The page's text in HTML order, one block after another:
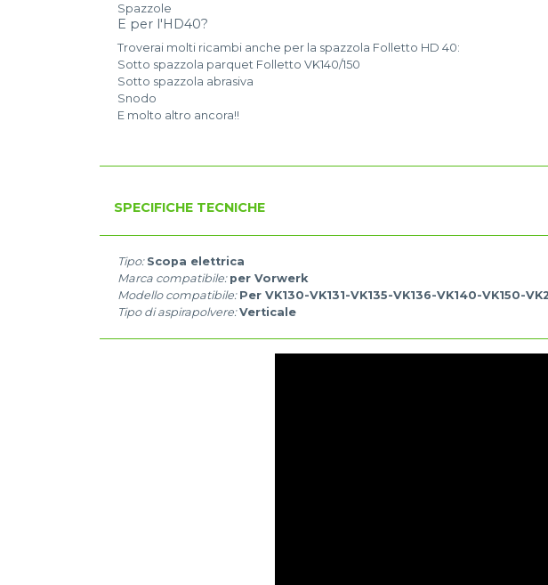
Spazzole
E per l'HD40?
Troverai molti ricambi anche per la spazzola Folletto HD 40:
Sotto spazzola parquet Folletto VK140/150
Sotto spazzola abrasiva
Snodo
E molto altro ancora!!
SPECIFICHE TECNICHE
Tipo: Scopa elettrica
Marca compatibile: per Vorwerk
Modello compatibile: Per VK130-VK131-VK135-VK136-VK140-VK150-
Tipo di aspirapolvere: Verticale